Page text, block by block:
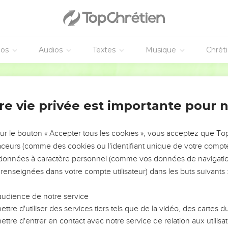
Audios Textes Musique
pas de nouveau à vous, mais nous vous donnons
[de quoi répondre] à ceux qui se glorifient de l'apparence,
Christ nous unit étroitement, tenant ceci pour certain, que si
pour eux.
nous ne connaissons personne selon la chair, même
toutefois nous ne le connaissons plus [ainsi] maintenant.
en Christ, [il est] une nouvelle créature ; les choses vieilles
qui nous a réconciliés avec lui par Jésus-Christ, et qui
réconciliant le monde avec soi, en ne leur imputant point
vie privée est importante pour
le bouton « Accepter tous les cookies », vous acceptez que
(comme des cookies ou l'identifiant unique de votre
à caractère personnel (comme vos données de
dans votre compte utilisateur) dans les buts suivants :
de notre service
d'utiliser des services tiers tels que de la vidéo, des cartes
d'entrer en contact avec notre service de relation aux